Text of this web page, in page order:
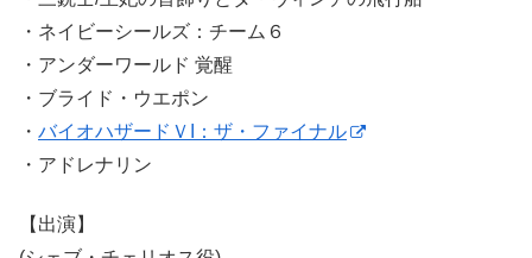
・ネイビーシールズ：チーム６
・アンダーワールド 覚醒
・ブライド・ウエポン
・ バイオハザードＶI：ザ・ファイナル
・アドレナリン
【出演】